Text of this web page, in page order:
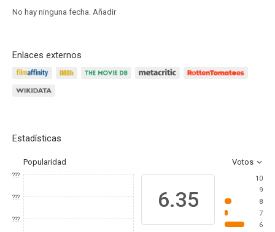
No hay ninguna fecha. Añadir
Enlaces externos
Estadísticas
Popularidad Votos
???
???
???
6.35
10
9
8
7
6